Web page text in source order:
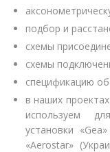
подбор и
схемы
схемы
спецификацию
в наших
используем
установки
«Aerostar»